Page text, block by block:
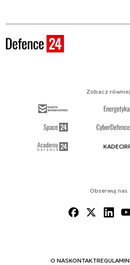
Obserwuj nas
O NASKONTAKTREGULAMIN
Zobacz